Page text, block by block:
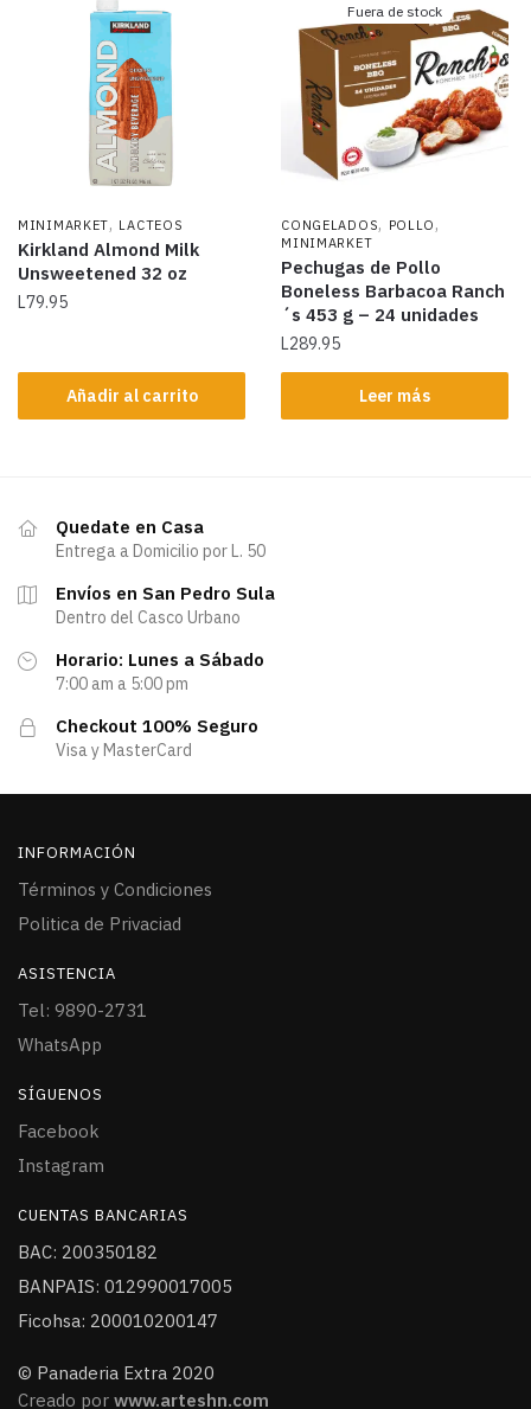
MINIMARKET, LACTEOS
Kirkland Almond Milk
Unsweetened 32 oz
L79.95
Añadir al carrito
Fuera de stock
CONGELADOS, POLLO ,
MINIMARKET
Pechugas de Pollo
Boneless Barbacoa Ranch
´s 453 g – 24 unidades
L289.95
Leer más
Quedate en Casa
Entrega a Domicilio por L. 50
Envíos en San Pedro Sula
Dentro del Casco Urbano
Horario: Lunes a Sábado
7:00 am a 5:00 pm
Checkout 100% Seguro
Visa y MasterCard
INFORMACIÓN
Términos y Condiciones
Politica de Privaciad
ASISTENCIA
Tel: 9890-2731
WhatsApp
SÍGUENOS
Facebook
Instagram
CUENTAS BANCARIAS
BAC: 200350182
BANPAIS: 012990017005
Ficohsa: 200010200147
© Panaderia Extra 2020
Creado por www.arteshn.com